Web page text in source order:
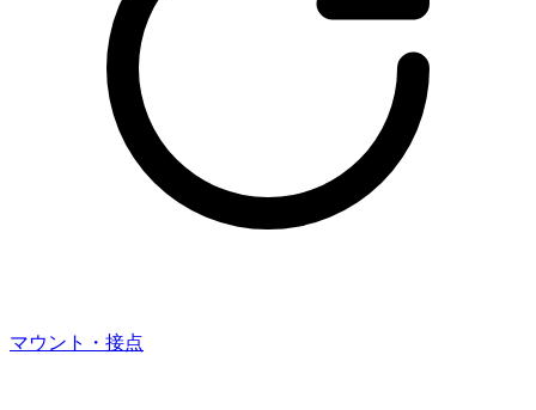
マウント・接点